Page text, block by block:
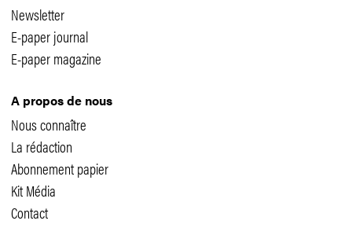
Newsletter
E-paper journal
E-paper magazine
A propos de nous
Nous connaître
La rédaction
Abonnement papier
Kit Média
Contact